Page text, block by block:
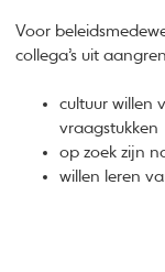
Voor
collega’s uit
cultuur willen
vraagstukken
op zoek zijn
willen leren